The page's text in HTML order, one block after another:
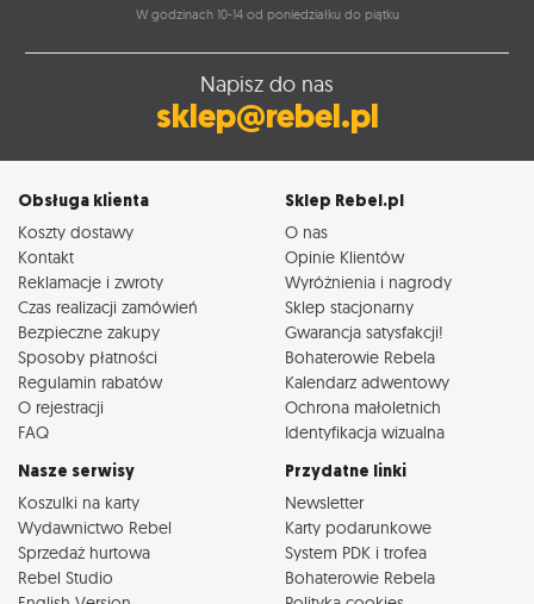
W godzinach 10-14 od poniedziałku do piątku
Napisz do nas
sklep@rebel.pl
Obsługa klienta
Koszty dostawy
Kontakt
Reklamacje i zwroty
Czas realizacji zamówień
Bezpieczne zakupy
Sposoby płatności
Regulamin rabatów
O rejestracji
FAQ
Sklep Rebel.pl
O nas
Opinie Klientów
Wyróżnienia i nagrody
Sklep stacjonarny
Gwarancja satysfakcji!
Bohaterowie Rebela
Kalendarz adwentowy
Ochrona małoletnich
Identyfikacja wizualna
Nasze serwisy
Koszulki na karty
Wydawnictwo Rebel
Sprzedaż hurtowa
Rebel Studio
Przydatne linki
Newsletter
Karty podarunkowe
System PDK i trofea
Bohaterowie Rebela